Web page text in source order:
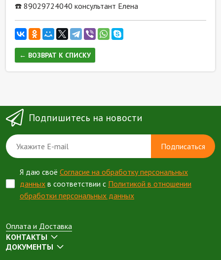
☎️ 89029724040 консультант Елена
← ВОЗВРАТ К СПИСКУ
Подпишитесь на новости
Подписаться
Я даю своё Согласие на обработку персональных
данных в соответствии с Политикой в отношении
обработки персональных данных
Оплата и Доставка
КОНТАКТЫ
ДОКУМЕНТЫ